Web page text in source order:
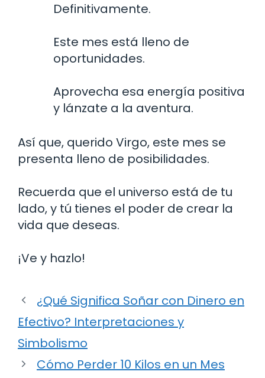
Definitivamente.
Este mes está lleno de
oportunidades.
Aprovecha esa energía positiva
y lánzate a la aventura.
Así que, querido Virgo, este mes se
presenta lleno de posibilidades.
Recuerda que el universo está de tu
lado, y tú tienes el poder de crear la
vida que deseas.
¡Ve y hazlo!
¿Qué Significa Soñar con Dinero en
Efectivo? Interpretaciones y
Simbolismo
Cómo Perder 10 Kilos en un Mes